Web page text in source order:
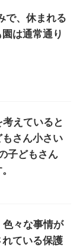
で、休まれる
は通常通り
えていると
さん小さい
子どもさん
々な事情が
ている保護